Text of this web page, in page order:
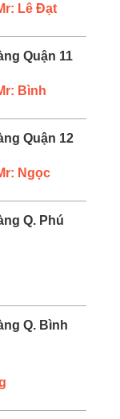
Lê Đạt
Quận 11
Bình
Quận 12
Ngọc
Q. Phú
Q. Bình